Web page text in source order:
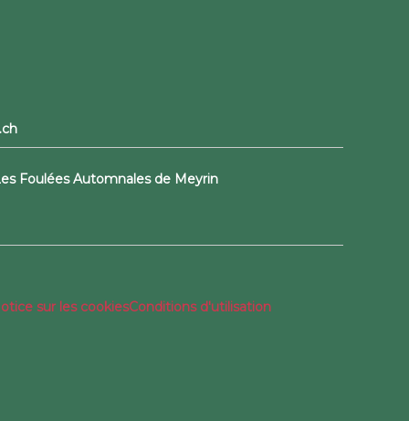
Foulées Automnales de Meyrin
sur les cookiesConditions d'utilisation